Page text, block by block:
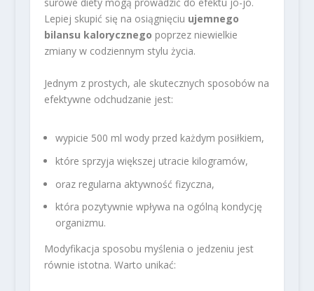
surowe diety mogą prowadzić do efektu jo-jo.
Lepiej skupić się na osiągnięciu ujemnego
bilansu kalorycznego poprzez niewielkie
zmiany w codziennym stylu życia.
Jednym z prostych, ale skutecznych sposobów na
efektywne odchudzanie jest:
wypicie 500 ml wody przed każdym posiłkiem,
które sprzyja większej utracie kilogramów,
oraz regularna aktywność fizyczna,
która pozytywnie wpływa na ogólną kondycję
organizmu.
Modyfikacja sposobu myślenia o jedzeniu jest
równie istotna. Warto unikać: